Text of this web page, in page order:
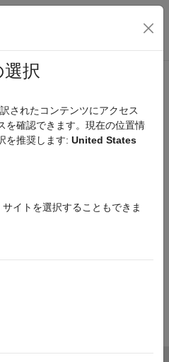
ビゲーション メ
役に立ちましたか？
択
されたコンテンツにアクセス
を確認できます。現在の位置情
を推奨します: United States
イトを選択することもできま